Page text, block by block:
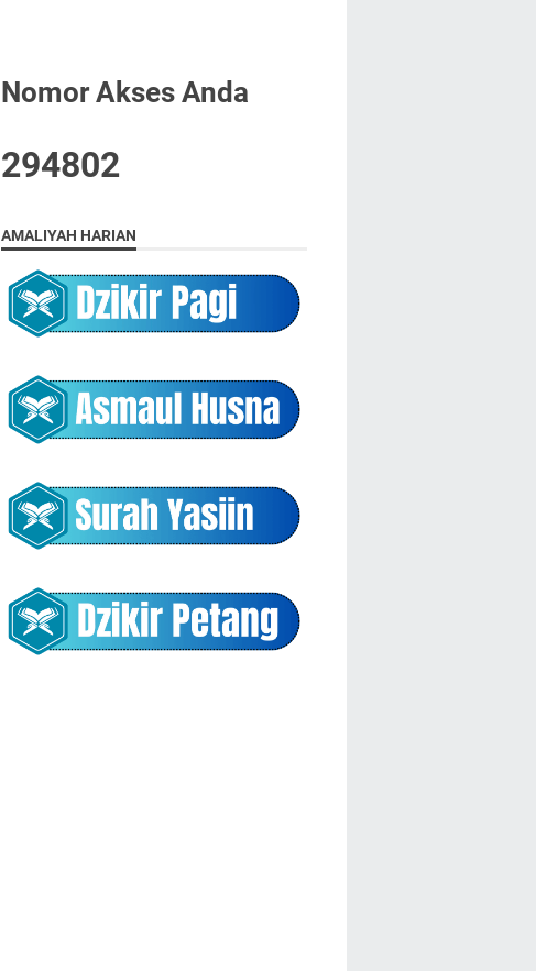
Nomor Akses Anda
294802
AMALIYAH HARIAN